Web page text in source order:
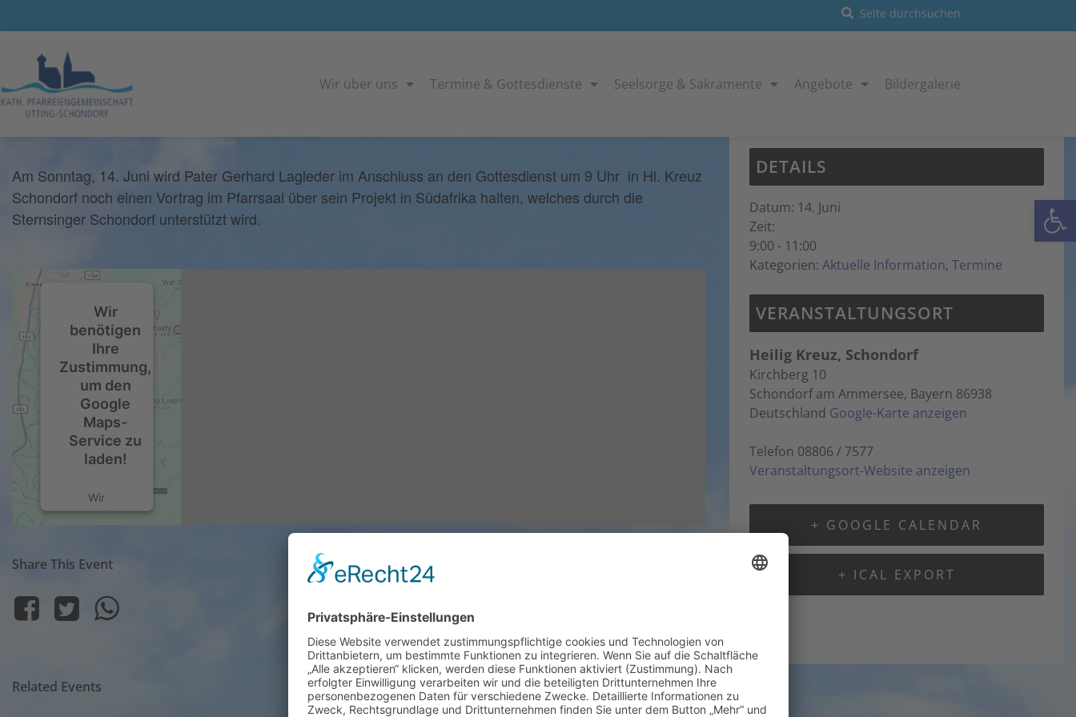
Wir über uns Termine & Gottesdienste Seelsorge & Sakramente Angebote Bildergalerie
Gottesdienst mit Pater Lagleder anschl. Vortrag über sein Sternsingerprojekt
14 Juni 2026
Am Sonntag, 14. Juni wird Pater Gerhard Lagleder im Anschluss an den Gottesdienst um 9 Uhr in Hl. Kreuz
Schondorf noch einen Vortrag im Pfarrsaal über sein Projekt in Südafrika halten, welches durch die
Sternsinger Schondorf unterstützt wird.
Wir
benötigen
Ihre
Zustimmung,
um den
Google
Maps-
Service zu
laden!
Wir
verwenden
Drittanbieters,
Karteninhalte
einzubetten.
Ihren
Share This Event
Diese Veranstaltung hat bereits stattgefunden.
DETAILS
Datum: 14. Juni
Zeit:
9:00 - 11:00
Kategorien: Aktuelle Information, Termine
VERANSTALTUNGSORT
Heilig Kreuz, Schondorf
Kirchberg 10
Schondorf am Ammersee, Bayern 86938
Deutschland Google-Karte anzeigen
Telefon 08806 / 7577
Veranstaltungsort-Website anzeigen
+ GOOGLE CALENDAR
+ ICAL EXPORT
Related Events